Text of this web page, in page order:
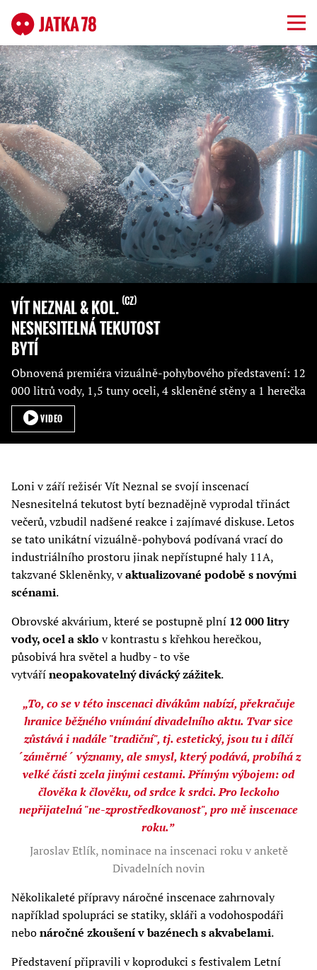
VÍT NEZNAL & KOL. CZ
NESNESITELNÁ TEKUTOST
BYTÍ
Obnovená premiéra vizuálně-pohybového představení: 12
000 litrů vody, 1,5 tuny oceli, 4 skleněné stěny a 1 herečka
VIDEO
Loni v září režisér Vít Neznal se svojí inscenací
Nesnesitelná tekutost bytí beznadějně vyprodal třináct
večerů, vzbudil nadšené reakce i zajímavé diskuse. Letos
se tato unikátní vizuálně-pohybová podívaná vrací do
industriálního prostoru jinak nepřístupné haly 11A,
takzvané Skleněnky, vaktualizované podobě s novými
scénami.
Obrovské akvárium, které se postupně plní 12 000 litry
vody, ocel a sklo v kontrastu s křehkou herečkou,
působivá hra světel a hudby - to vše
vytváříneopakovatelný divácký zážitek.
„To, co se v této inscenaci divákům nabízí, překračuje
hranice běžného vnímání divadelního aktu. Tvar sice
zůstává i nadále "tradiční", tj. estetický, jsou tu i dílčí
´záměrné´ významy, ale smysl, který podává, probíhá z
velké části zcela jinými cestami. Přímým výbojem: od
člověka k člověku, od srdce k srdci. Pro leckoho
nepřijatelná "ne-zprostředkovanost", pro mě inscenace
roku.”
Jaroslav Etlík, nominace na inscenaci roku v anketě
Divadelních novin
Několikaleté přípravy náročné inscenace zahrnovaly
například spolupráci se statiky, skláři a vodohospodáři
nebonáročné zkoušení v bazénech s akvabelami.
Představení připravili v koprodukci s festivalem Letní